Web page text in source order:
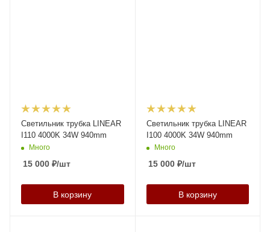
Светильник трубка LINEAR
I110 4000K 34W 940mm
Много
15 000 ₽/шт
В корзину
Светильник трубка LINEAR
I100 4000K 34W 940mm
Много
15 000₽/шт
В корзину